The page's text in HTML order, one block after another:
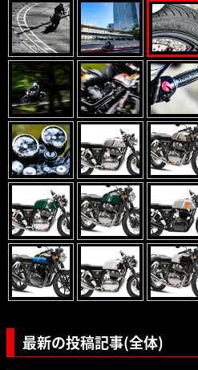
最新の投稿記事(全体)